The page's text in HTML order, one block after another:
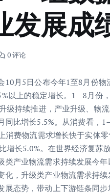
发展成
0 评论
10月5日公布今年1至8月份
以上的稳定增长。1—8月份
级持续推进，产业升级、物
比增长5.5%。从消费看，
消费物流需求增长快于实体
增长5.0%。在世界经济复苏
类产业物流需求持续发展今
化，升级类产业物流需求持
展态势，带动上下游链条同